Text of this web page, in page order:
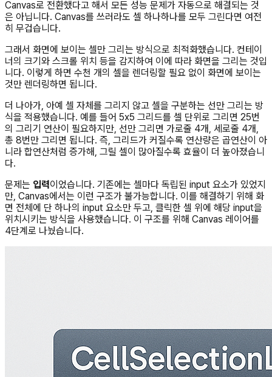
Canvas로 전환했다고 해서 모든 성능 문제가 자동으로 해결되는 것
은 아닙니다. Canvas를 쓰러라도 셀 하나하나를 모두 그린다면 여전
히 무겁습니다.
그래서 화면에 보이는 셀만 그리는 방식으로 최적화했습니다. 컨테이
너의 크기와 스크롤 위치 등을 감지하여 이에 따라 화면을 그리는 것입
니다. 이렇게 하면 수천 개의 셀을 렌더링할 필요 없이 화면에 보이는
것만 렌더링하면 됩니다.
더 나아가, 아예 셀 자체를 그리지 않고 셀을 구분하는 선만 그리는 방
식을 적용했습니다. 예를 들어 5x5 그리드를 셀 단위로 그리면 25번
의 그리기 연산이 필요하지만, 선만 그리면 가로줄 4개, 세로줄 4개,
총 8번만 그리면 됩니다. 즉, 그리드가 커질수록 연산량은 곱연산이 아
니라 합연산처럼 증가해, 그릴 셀이 많아질수록 효율이 더 높아졌습니
다.
문제는 입력이었습니다. 기존에는 셀마다 독립된 input 요소가 있었지
만, Canvas에서는 이런 구조가 불가능합니다. 이를 해결하기 위해 화
면 전체에 단 하나의 input 요소만 두고, 클릭한 셀 위에 해당 input을
위치시키는 방식을 사용했습니다. 이 구조를 위해 Canvas 레이어를
4단계로 나눴습니다.